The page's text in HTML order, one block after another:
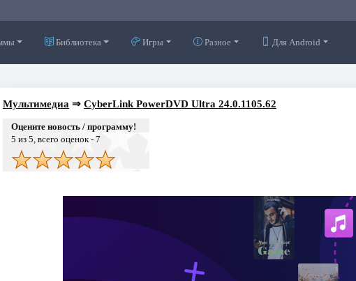
Библиотека Игры Разное Для Android
Мультимедиа ⇒ CyberLink PowerDVD Ultra 24.0.1105.62
Оцените новость / программу!
5 из 5, всего оценок - 7